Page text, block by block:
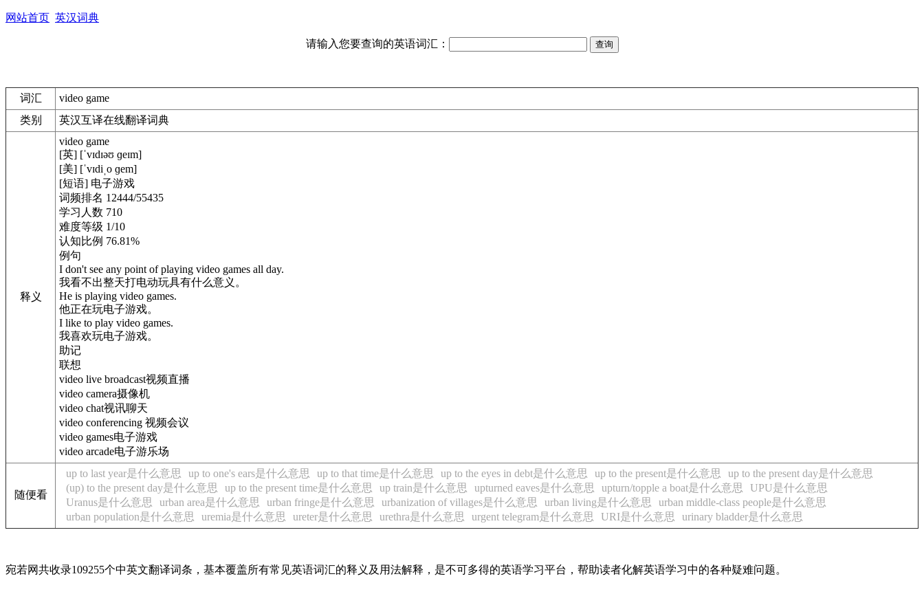
网站首页 英汉词典
请输入您要查询的英语词汇：
词汇
video game
类别
英汉互译在线翻译词典
释义
video game
[英] [ˈvɪdɪəʊ ɡeɪm]
[美] [ˈvɪdiˌo ɡem]
[短语] 电子游戏
词频排名 12444/55435
学习人数 710
难度等级 1/10
认知比例 76.81%
例句
I don't see any point of playing video games all day.
我看不出整天打电动玩具有什么意义。
He is playing video games.
他正在玩电子游戏。
I like to play video games.
我喜欢玩电子游戏。
助记
联想
video live broadcast视频直播
video camera摄像机
video chat视讯聊天
video conferencing 视频会议
video games电子游戏
video arcade电子游乐场
随便看
up to last year是什么意思 up to one's ears是什么意思 up to that time是什么意思 up to the eyes in debt是什么意思 up to the present是什么意思
up to the present day是什么意思
(up) to the present day是什么意思
up to the present time是什么意思 up train是什么意思 upturned eaves是什么意思 upturn/topple a boat是什么意思
UPU是什么意思
Uranus是什么意思
urban area是什么意思 urban fringe是什么意思 urbanization of villages是什么意思 urban living是什么意思
urban middle-class people是什么意思
urban population是什么意思
uremia是什么意思 ureter是什么意思 urethra是什么意思 urgent telegram是什么意思 URI是什么意思 urinary bladder是什么意思
宛若网共收录109255个中英文翻译词条，基本覆盖所有常见英语词汇的释义及用法解释，是不可多得的英语学习平台，帮助读者化解英语学习中的各种疑难问题。